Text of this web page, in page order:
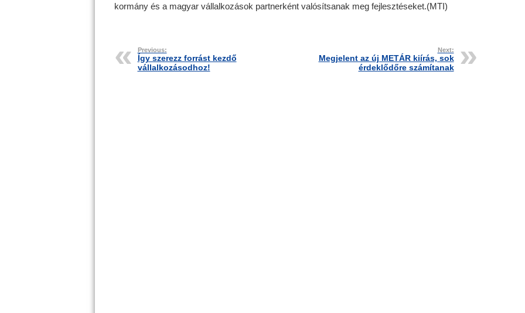
kormány és a magyar vállalkozások partnerként valósítsanak meg fejlesztéseket.(MTI)
Previous:
Így szerezz forrást kezdő
vállalkozásodhoz!
Next:
Megjelent az új METÁR kiírás, sok
érdeklődőre számítanak